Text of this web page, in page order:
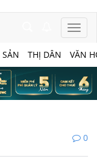
SẢN THỊ DÂN VĂN
0